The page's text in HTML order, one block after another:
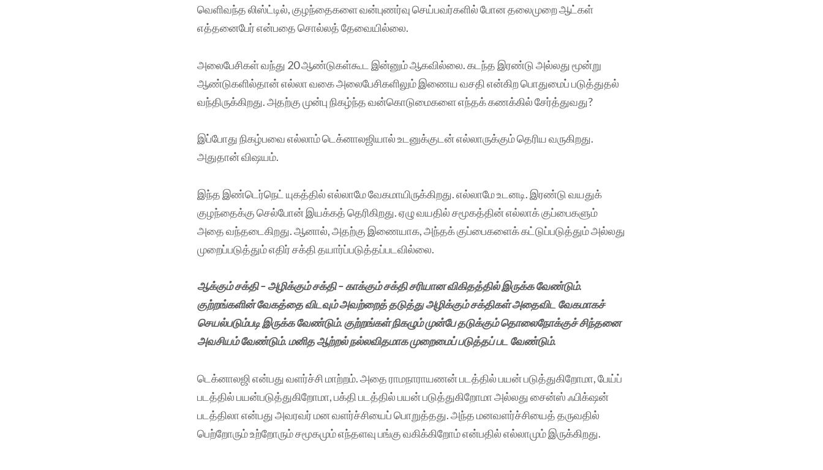
வெளிவந்த லிஸ்ட்டில், குழந்தைகளை வன்புணர்வு செய்பவர்களில் போன தலைமுறை ஆட்கள்
எத்தனைபேர் என்பதை சொல்லத் தேவையில்லை.
அலைபேசிகள் வந்து 20 ஆண்டுகள்கூட இன்னும் ஆகவில்லை. கடந்த இரண்டு அல்லது மூன்று
ஆண்டுகளில்தான் எல்லா வகை அலைபேசிகளிலும் இணைய வசதி என்கிற பொதுமைப் படுத்துதல்
வந்திருக்கிறது. அதற்கு முன்பு நிகழ்ந்த வன்கொடுமைகளை எந்தக் கணக்கில் சேர்த்துவது?
இப்போது நிகழ்பவை எல்லாம் டெக்னாலஜியால் உடனுக்குடன் எல்லாருக்கும் தெரிய வருகிறது.
அதுதான் விஷயம்.
இந்த இண்டெர்நெட் யுகத்தில் எல்லாமே வேகமாயிருக்கிறது. எல்லாமே உடனடி. இரண்டு வயதுக்
குழந்தைக்கு செல்போன் இயக்கத் தெரிகிறது. ஏழு வயதில் சமூகத்தின் எல்லாக் குப்பைகளும்
அதை வந்தடைகிறது. ஆனால், அதற்கு இணையாக, அந்தக் குப்பைகளைக் கட்டுப்படுத்தும் அல்லது
முறைப்படுத்தும் எதிர் சக்தி தயார்ப்படுத்தப்படவில்லை.
ஆக்கும் சக்தி – அழிக்கும் சக்தி – காக்கும் சக்தி சரியான விகிதத்தில் இருக்க வேண்டும்.
குற்றங்களின் வேகத்தை விடவும் அவற்றைத் தடுத்து அழிக்கும் சக்திகள் அதைவிட வேகமாகச்
செயல்படும்படி இருக்க வேண்டும். குற்றங்கள் நிகழும் முன்பே தடுக்கும் தொலைநோக்குச் சிந்தனை
அவசியம் வேண்டும். மனித ஆற்றல் நல்லவிதமாக முறைமைப் படுத்தப் பட வேண்டும்.
டெக்னாலஜி என்பது வளர்ச்சி மாற்றம். அதை ராமநாராயணன் படத்தில் பயன் படுத்துகிறோமா, பேய்ப்
படத்தில் பயன்படுத்துகிறோமா, பக்தி படத்தில் பயன் படுத்துகிறோமா அல்லது சைன்ஸ் ஃபிக்‌ஷன்
படத்திலா என்பது அவரவர் மன வளர்ச்சியைப் பொறுத்தது. அந்த மனவளர்ச்சியைத் தருவதில்
பெற்றோரும் உற்றோரும் சமூகமும் எந்தளவு பங்கு வகிக்கிறோம் என்பதில் எல்லாமும் இருக்கிறது.